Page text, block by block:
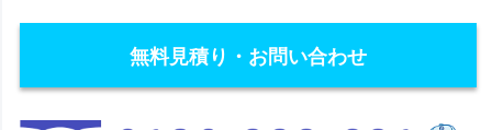
無料見積り・お問い合わせ